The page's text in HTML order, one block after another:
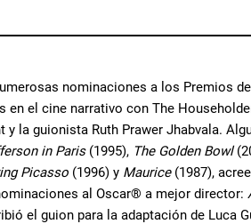
nominaciones a los Premios
el cine narrativo con The
la guionista Ruth Prawer Jhabvala.
in Paris(1995), The Golden Bowl
Picasso (1996) y Maurice(1987),
al Oscar® a mejor director:
el guion para la adaptación de Luca